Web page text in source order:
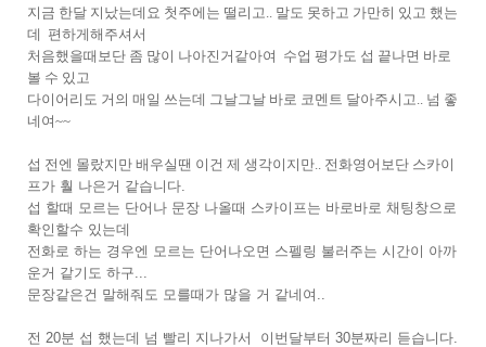
지금 한달 지났는데요 첫주에는 떨리고.. 말도 못하고 가만히 있고 했는
데 편하게해주셔서
처음했을때보단 좀 많이 나아진거같아여 수업 평가도 섭 끝나면 바로
볼 수 있고
다이어리도 거의 매일 쓰는데 그날그날 바로 코멘트 달아주시고.. 넘 좋
네여~~
섭 전엔 몰랐지만 배우실땐 이건 제 생각이지만.. 전화영어보단 스카이
프가 훨 나은거 같습니다.
섭 할때 모르는 단어나 문장 나올때 스카이프는 바로바로 채팅창으로
확인할수 있는데
전화로 하는 경우엔 모르는 단어나오면 스펠링 불러주는 시간이 아까
운거 같기도 하구...
문장같은건 말해줘도 모를때가 많을 거 같네여..
전 20분 섭 했는데 넘 빨리 지나가서 이번달부터 30분짜리 듣습니다.